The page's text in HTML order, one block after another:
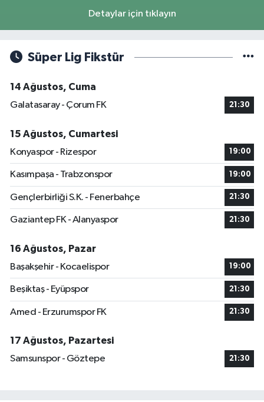
Detaylar için tıklayın
Süper Lig Fikstür
14 Ağustos, Cuma
Galatasaray - Çorum FK
21:30
15 Ağustos, Cumartesi
Konyaspor - Rizespor
19:00
Kasımpaşa - Trabzonspor 19:00
Gençlerbirliği S.K. - Fenerbahçe 21:30
Gaziantep FK - Alanyaspor 21:30
16 Ağustos, Pazar
Başakşehir - Kocaelispor
19:00
Beşiktaş - Eyüpspor 21:30
Amed - Erzurumspor FK 21:30
17 Ağustos, Pazartesi
Samsunspor - Göztepe
21:30